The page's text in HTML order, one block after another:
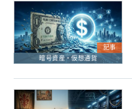
記事
暗号資産・仮想通貨